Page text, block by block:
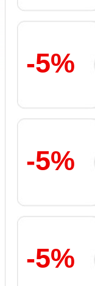
-5%
-5%
-5%